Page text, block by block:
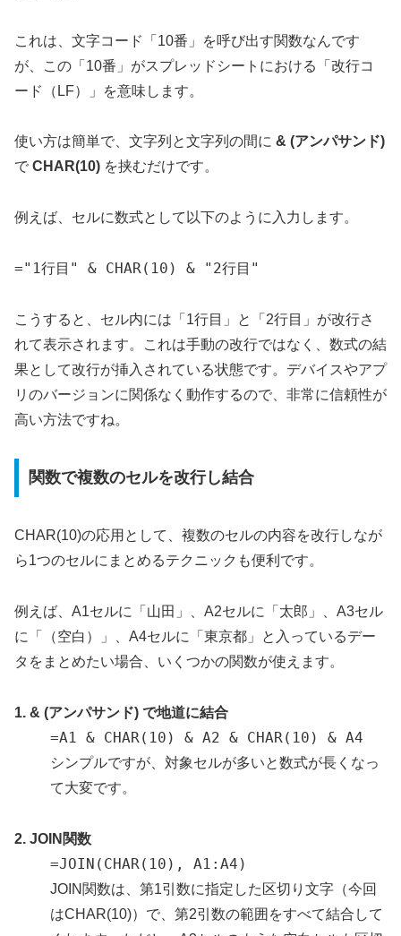
これは、文字コード「10番」を呼び出す関数なんです
が、この 「10番」がスプレッドシートにおける「改行コ
ード（LF）」を意味します。
使い方は簡単で、文字列と文字列の間に & (アンパサンド)
で CHAR(10) を挟むだけです。
例えば、セルに数式として以下のように入力します。
="1行目" & CHAR(10) & "2行目"
こうすると、セル内には「1行目」と「2行目」が改行さ
れて表示されます。これは手動の改行ではなく、数式の結
果として改行が挿入されている状態です。デバイスやアプ
リのバージョンに関係なく動作するので、非常に信頼性が
高い方法ですね。
関数で複数のセルを改行し結合
CHAR(10)の応用として、複数のセルの内容を改行しなが
ら1つのセルにまとめるテクニックも便利です。
例えば、A1セルに「山田」、A2セルに「太郎」、A3セル
に「（空白）」、A4セルに「東京都」と入っているデー
タをまとめたい場合、いくつかの関数が使えます。
1. & (アンパサンド) で地道に結合
=A1 & CHAR(10) & A2 & CHAR(10) & A4
シンプルですが、対象セルが多いと数式が長くなっ
て大変です。
2. JOIN関数
=JOIN(CHAR(10), A1:A4)
JOIN関数は、第1引数に指定した区切り文字（今回
はCHAR(10)）で、第2引数の範囲をすべて結合して